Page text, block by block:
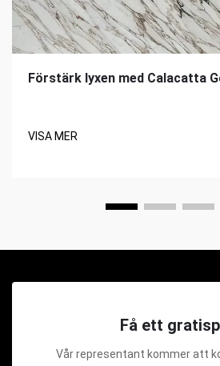
Förstärk lyxen med Calacatta
VISA MER
Få ett
Vår representant kommer att